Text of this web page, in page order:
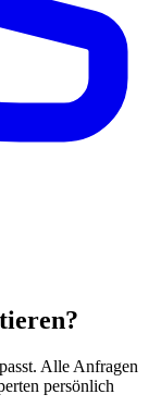
Alle Anfragen
persönlich